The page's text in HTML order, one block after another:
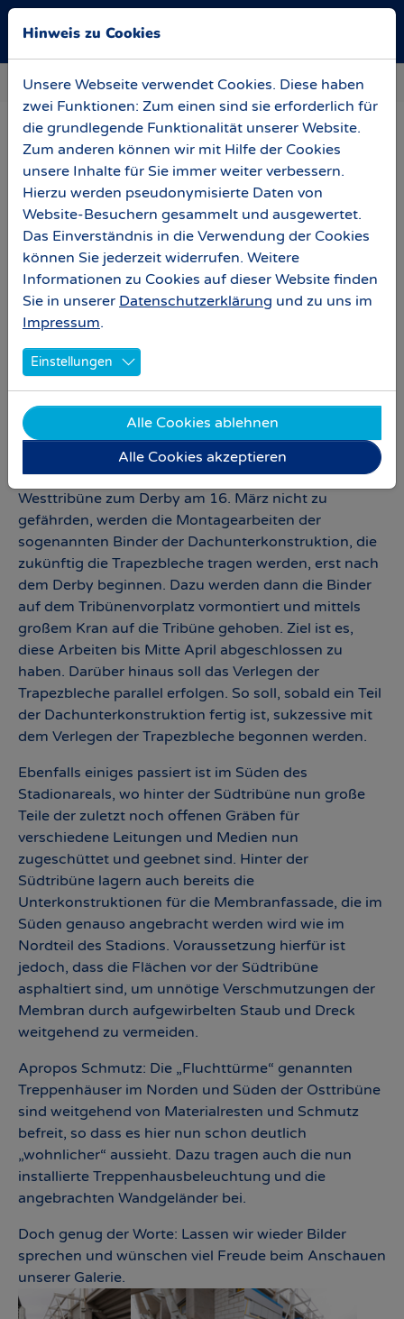
Skip to main navigation
Zum Hauptinhalt springen
Skip to page footer
News Baubesprechung 02. März 2024
Show larger versionShow larger versionShow larger version
Baubesprechung 02. März 2024
In dieser Woche wurden weitere Bäume vor der
Osttribüne und auf der Stadionachse gepflanzt,
sowie direkt vorm Funktionsgebäude der Osttribüne
Bereiche gepflastert. Darüber hinaus sind die
Einzäunungen vor der Heim- und Gästekabine
vollendet worden, wobei die Zaunanlage vor dem
Eingang zur Gästekabine (rechts neben dem
Haupteingang der Osttribüne) zukünftig den Bus der
Gastmannschaften aufnehmen wird.
Die größten Baufortschritte jedoch sind im Westen
des Baustellengeländes zu verzeichnen, wo auf der
Rückseite der Westtribüne die „Rucksäcke“
genannten Zugverankerungen an den Pfeilern
montiert wurden. Um die Nutzbarkeit der
Westtribüne zum Derby am 16. März nicht zu
gefährden, werden die Montagearbeiten der
sogenannten Binder der Dachunterkonstruktion, die
zukünftig die Trapezbleche tragen werden, erst nach
dem Derby beginnen. Dazu werden dann die Binder
auf dem Tribünenvorplatz vormontiert und mittels
großem Kran auf die Tribüne gehoben. Ziel ist es,
diese Arbeiten bis Mitte April abgeschlossen zu
haben. Darüber hinaus soll das Verlegen der
Trapezbleche parallel erfolgen. So soll, sobald ein Teil
der Dachunterkonstruktion fertig ist, sukzessive mit
dem Verlegen der Trapezbleche begonnen werden.
Ebenfalls einiges passiert ist im Süden des
Stadionareals, wo hinter der Südtribüne nun große
Teile der zuletzt noch offenen Gräben für
verschiedene Leitungen und Medien nun
zugeschüttet und geebnet sind. Hinter der
Südtribüne lagern auch bereits die
Unterkonstruktionen für die Membranfassade, die im
Süden genauso angebracht werden wird wie im
Nordteil des Stadions. Voraussetzung hierfür ist
jedoch, dass die Flächen vor der Südtribüne
asphaltiert sind, um unnötige Verschmutzungen der
Membran durch aufgewirbelten Staub und Dreck
weitgehend zu vermeiden.
Apropos Schmutz: Die „Fluchttürme“ genannten
Treppenhäuser im Norden und Süden der Osttribüne
sind weitgehend von Materialresten und Schmutz
befreit, so dass es hier nun schon deutlich
„wohnlicher“ aussieht. Dazu tragen auch die nun
installierte Treppenhausbeleuchtung und die
angebrachten Wandgeländer bei.
Doch genug der Worte: Lassen wir wieder Bilder
sprechen und wünschen viel Freude beim Anschauen
unserer Galerie.
Hinweis zu Cookies
Unsere Webseite verwendet Cookies. Diese haben
zwei Funktionen: Zum einen sind sie erforderlich für
die grundlegende Funktionalität unserer Website.
Zum anderen können wir mit Hilfe der Cookies
unsere Inhalte für Sie immer weiter verbessern.
Hierzu werden pseudonymisierte Daten von
Website-Besuchern gesammelt und ausgewertet.
Das Einverständnis in die Verwendung der Cookies
können Sie jederzeit widerrufen. Weitere
Informationen zu Cookies auf dieser Website finden
Sie in unserer Datenschutzerklärung und zu uns im
Impressum.
Einstellungen
Alle Cookies ablehnen
Alle Cookies akzeptieren